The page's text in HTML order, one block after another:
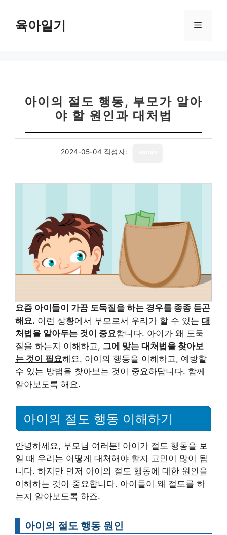
육아일기 메
아이의 절도 행동, 부모가 알아
야 할 원인과 대처법
2024-05-04 작성자:
요즘 아이들이 가끔 도둑질을 하는 경우를 종종 듣곤
해요. 이런 상황에서 부모로서 우리가 할 수 있는 대
처법을 알아두는 것이 중요합니다. 아이가 왜 도둑
질을 하는지 이해하고, 그에 맞는 대처법을 찾아보
는 것이 필요해요. 아이의 행동을 이해하고, 예방할
수 있는 방법을 찾아보는 것이 중요하답니다. 함께
알아보도록 해요.
아이의 절도 행동 이해하기
안녕하세요, 부모님 여러분! 아이가 절도 행동을 보
일 때 우리는 어떻게 대처해야 할지 고민이 많이 됩
니다. 하지만 먼저 아이의 절도 행동에 대한 원인을
이해하는 것이 중요합니다. 아이들이 왜 절도를 하
는지 알아보도록 하죠.
아이의 절도 행동 원인